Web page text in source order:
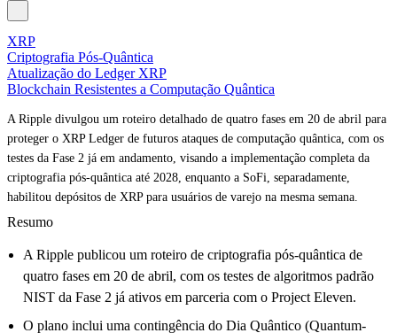
XRP
Criptografia Pós-Quântica
Atualização do Ledger XRP
Blockchain Resistentes a Computação Quântica
A Ripple divulgou um roteiro detalhado de quatro fases em 20 de abril para
proteger o XRP Ledger de futuros ataques de computação quântica, com os
testes da Fase 2 já em andamento, visando a implementação completa da
criptografia pós-quântica até 2028, enquanto a SoFi, separadamente,
habilitou depósitos de XRP para usuários de varejo na mesma semana.
Resumo
A Ripple publicou um roteiro de criptografia pós-quântica de
quatro fases em 20 de abril, com os testes de algoritmos padrão
NIST da Fase 2 já ativos em parceria com o Project Eleven.
O plano inclui uma contingência do Dia Quântico (Quantum-